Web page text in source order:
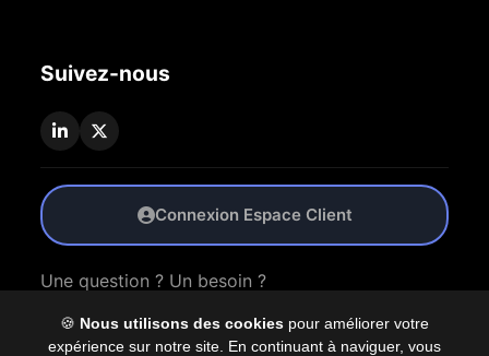
🍪 Nous utilisons des cookies pour améliorer votre
expérience sur notre site. En continuant à naviguer, vous
Suivez-nous
Connexion Espace Client
Une question ? Un besoin ?
Nous Contacter